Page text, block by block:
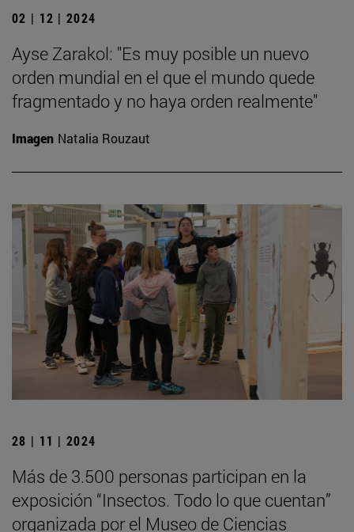
02 | 12 | 2024
Ayse Zarakol: "Es muy posible un nuevo
orden mundial en el que el mundo quede
fragmentado y no haya orden realmente"
Imagen Natalia Rouzaut
28 | 11 | 2024
Más de 3.500 personas participan en la
exposición “Insectos. Todo lo que cuentan”
organizada por el Museo de Ciencias